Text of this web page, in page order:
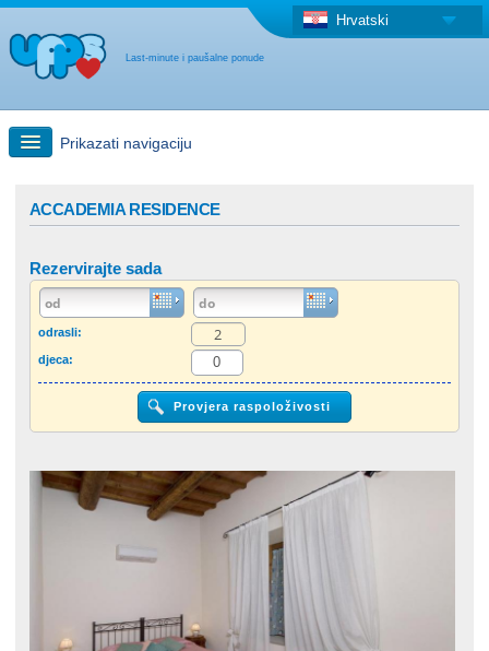
Last-minute i paušalne ponude
Hrvatski
Prikazati navigaciju
"Last Minute"ponuda + Paušalna ponuda
Druga država
ACCADEMIA RESIDENCE
Rezervirajte sada
odrasli:
djeca: